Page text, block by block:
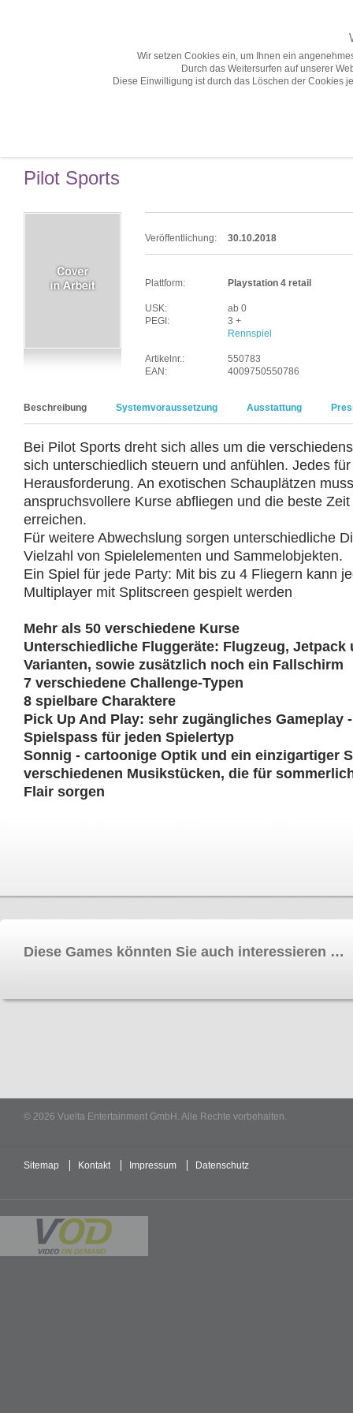
Pilot Sports
Veröffentlichung: 30.10.2018
Plattform: Playstation 4 retail
USK:
ab 0
PEGI:
3 +
Rennspiel
Artikelnr.:
550783
EAN:
4009750550786
Beschreibung Systemvoraussetzung Ausstattung
Bei Pilot Sports dreht sich alles um die
sich unterschiedlich steuern und anfühlen. Jedes
Herausforderung. An exotischen Schauplätzen
anspruchsvollere Kurse abfliegen und die beste
erreichen.
Für weitere Abwechslung sorgen unterschiedliche
Vielzahl von Spielelementen und Sammelobjekten.
Ein Spiel für jede Party: Mit bis zu 4 Fliegern kann
Multiplayer mit Splitscreen gespielt werden
Mehr als 50 verschiedene Kurse
Unterschiedliche Fluggeräte: Flugzeug, Jetpack
Varianten, sowie zusätzlich noch ein Fallschirm
7 verschiedene Challenge-Typen
8 spielbare Charaktere
Pick Up And Play: sehr zugängliches Gameplay
Spielspass für jeden Spielertyp
Sonnig - cartoonige Optik und ein einzigartiger
verschiedenen Musikstücken, die für
Flair sorgen
Diese Games könnten Sie auch interessieren …
© 2026 Vuelta Entertainment GmbH. Alle Rechte vorbehalten.
Sitemap Kontakt Impressum Datenschutz
Wir setzen Cookies ein, um Ihnen ein
Durch das Weitersurfen auf unserer
Diese Einwilligung ist durch das Löschen der Cookies